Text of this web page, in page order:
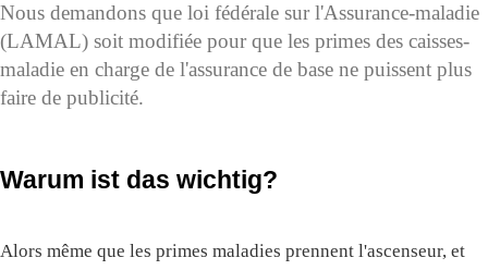
Nous demandons que loi fédérale sur l'Assurance-maladie
(LAMAL) soit modifiée pour que les primes des caisses-
maladie en charge de l'assurance de base ne puissent plus
faire de publicité.
Warum ist das wichtig?
Alors même que les primes maladies prennent l'ascenseur, et